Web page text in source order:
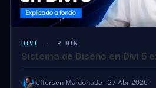
DIVI · 9 MIN
Sistema de Diseño en Divi 5
Jefferson Maldonado · 27 Abr 2026